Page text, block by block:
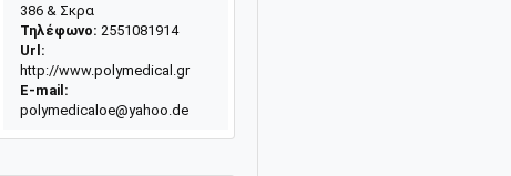
386 & Σκρα
Τηλέφωνο: 2551081914
Url:
http://www.polymedical.gr
E-mail:
polymedicaloe@yahoo.de